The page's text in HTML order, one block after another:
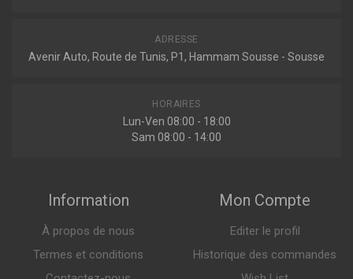
ADRESSE
Avenir Auto, Route de Tunis, P1, Hammam Sousse - Sousse
HORAIRES
Lun-Ven 08:00 - 18:00
Sam 08:00 - 14:00
Information
À propos de nous
Termes et conditions
Mon Compte
Editer le profil
Historique des commandes